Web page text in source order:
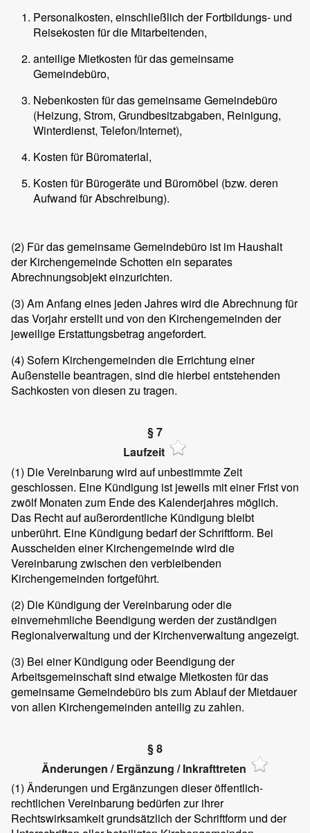
Personalkosten, einschließlich der Fortbildungs- und
Reisekosten für die Mitarbeitenden,
anteilige Mietkosten für das gemeinsame
Gemeindebüro,
Nebenkosten für das gemeinsame Gemeindebüro
(Heizung, Strom, Grundbesitzabgaben, Reinigung,
Winterdienst, Telefon/Internet),
Kosten für Büromaterial,
Kosten für Bürogeräte und Büromöbel (bzw. deren
Aufwand für Abschreibung).
(2) Für das gemeinsame Gemeindebüro ist im Haushalt
der Kirchengemeinde Schotten ein separates
Abrechnungsobjekt einzurichten.
(3) Am Anfang eines jeden Jahres wird die Abrechnung für
das Vorjahr erstellt und von den Kirchengemeinden der
jeweilige Erstattungsbetrag angefordert.
(4) Sofern Kirchengemeinden die Errichtung einer
Außenstelle beantragen, sind die hierbei entstehenden
Sachkosten von diesen zu tragen.
§ 7
Laufzeit
(1) Die Vereinbarung wird auf unbestimmte Zeit
geschlossen. Eine Kündigung ist jeweils mit einer Frist von
zwölf Monaten zum Ende des Kalenderjahres möglich.
Das Recht auf außerordentliche Kündigung bleibt
unberührt. Eine Kündigung bedarf der Schriftform. Bei
Ausscheiden einer Kirchengemeinde wird die
Vereinbarung zwischen den verbleibenden
Kirchengemeinden fortgeführt.
(2) Die Kündigung der Vereinbarung oder die
einvernehmliche Beendigung werden der zuständigen
Regionalverwaltung und der Kirchenverwaltung angezeigt.
(3) Bei einer Kündigung oder Beendigung der
Arbeitsgemeinschaft sind etwaige Mietkosten für das
gemeinsame Gemeindebüro bis zum Ablauf der Mietdauer
von allen Kirchengemeinden anteilig zu zahlen.
§ 8
Änderungen / Ergänzung / Inkrafttreten
(1) Änderungen und Ergänzungen dieser öffentlich-
rechtlichen Vereinbarung bedürfen zur ihrer
Rechtswirksamkeit grundsätzlich der Schriftform und der